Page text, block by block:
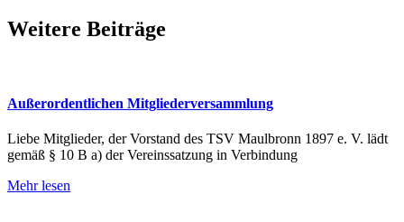
Weitere Beiträge
Außerordentlichen Mitgliederversammlung
Liebe Mitglieder, der Vorstand des TSV Maulbronn 1897 e. V. lädt
gemäß § 10 B a) der Vereinssatzung in Verbindung
Mehr lesen